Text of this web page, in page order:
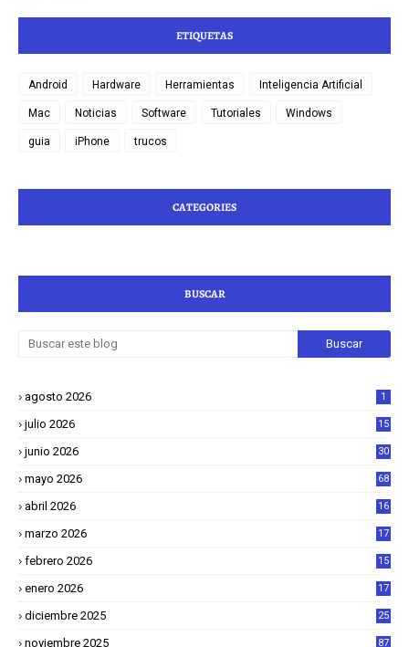
ETIQUETAS
Android Hardware Herramientas Inteligencia Artificial
Mac Noticias Software Tutoriales Windows
guia iPhone trucos
CATEGORIES
BUSCAR
agosto 2026 1
julio 2026 15
junio 2026 30
mayo 2026 68
abril 2026
16
marzo 2026
17
febrero 2026
15
enero 2026
17
diciembre 2025
25
noviembre 2025 87